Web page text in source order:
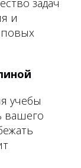
задач
и
учебы
вашего